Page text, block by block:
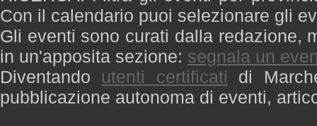
Con il calendario puoi selezionare gli
Gli eventi sono curati dalla redazione,
in un'apposita sezione: segnala un
Diventando utenti certificati di
pubblicazione autonoma di eventi,